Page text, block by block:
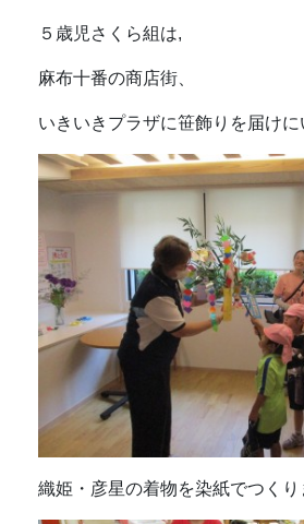
５歳児さくら組は,
麻布十番の商店街、
いきいきプラザに笹飾りを届けに
織姫・彦星の着物を染紙でつくり